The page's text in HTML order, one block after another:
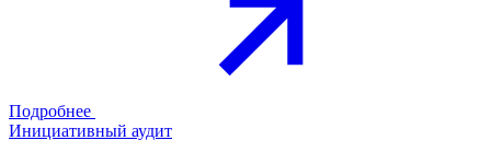
Подробнее
Инициативный аудит